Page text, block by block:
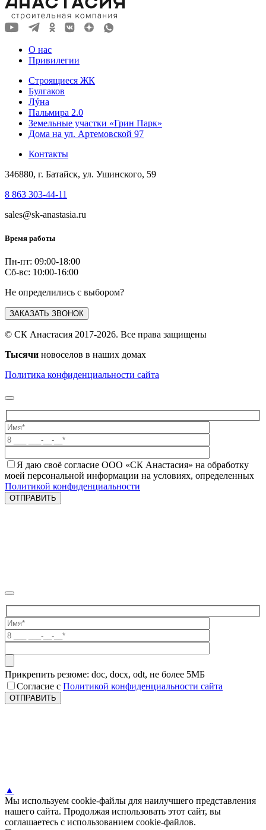
О нас
Привилегии
Строящиеся ЖК
Булгаков
Лýна
Пальмира 2.0
Земельные участки «Грин Парк»
Дома на ул. Артемовской 97
Контакты
346880, г. Батайск, ул. Ушинского, 59
8 863 303-44-11
sales@sk-anastasia.ru
Время работы
Пн-пт: 09:00-18:00
Сб-вс: 10:00-16:00
Не определились с выбором?
ЗАКАЗАТЬ ЗВОНОК
© СК Анастасия 2017-2026. Все права защищены
Тысячи новоселов в наших домах
Политика конфиденциальности сайта
Я даю своё согласие ООО «СК Анастасия» на обработку
моей персональной информации на условиях, определенных
Политикой конфиденциальности
Прикрепить резюме: doc, docx, odt, не более 5МБ
Согласие с Политикой конфиденциальности сайта
▲
Мы используем cookie-файлы для наилучшего представления
нашего сайта. Продолжая использовать этот сайт, вы
соглашаетесь с использованием cookie-файлов.